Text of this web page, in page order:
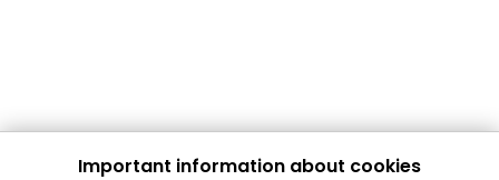
Important information about cookies